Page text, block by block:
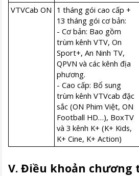
VTVCab ON 1 tháng gói cao cấp +
13 tháng gói cơ bản:
- Cơ bản: Bao gồm
trùm kênh VTV, On
Sport+, An Ninh TV,
QPVN và các kênh địa
phương.
- Cao cấp: Bổ sung
trùm kênh VTVcab đặc
sắc (ON Phim Việt, ON
Football HD…), BoxTV
và 3 kênh K+ (K+ Kids,
K+ Cine, K+ Action)
V. Điều khoản chương